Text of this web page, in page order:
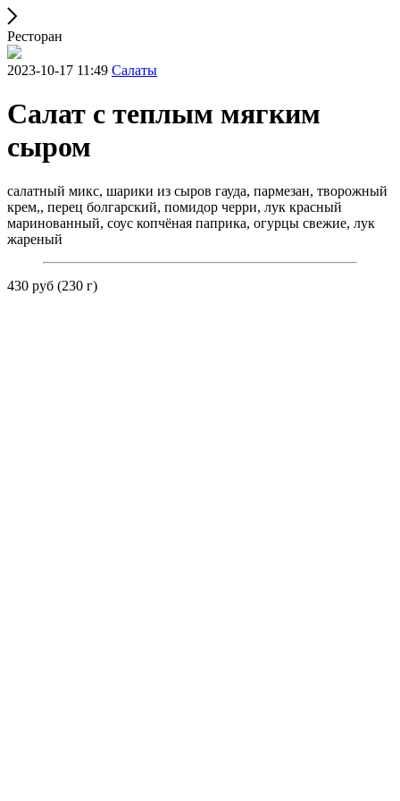
Ресторан
2023-10-17 11:49 Салаты
Салат с теплым мягким
сыром
салатный микс, шарики из сыров гауда, пармезан, творожный
крем,, перец болгарский, помидор черри, лук красный
маринованный, соус копчёная паприка, огурцы свежие, лук
жареный
430 руб (230 г)